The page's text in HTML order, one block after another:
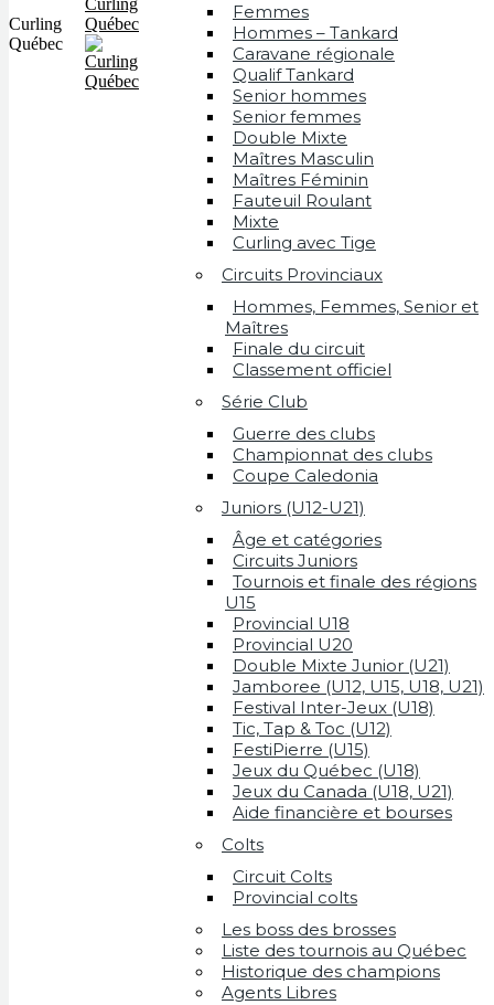
Curling
Québec
Femmes
Hommes – Tankard
Caravane régionale
Qualif Tankard
Senior hommes
Senior femmes
Double Mixte
Maîtres Masculin
Maîtres Féminin
Fauteuil Roulant
Mixte
Curling avec Tige
Circuits Provinciaux
Hommes, Femmes, Senior et
Maîtres
Finale du circuit
Classement officiel
Série Club
Guerre des clubs
Championnat des clubs
Coupe Caledonia
Juniors (U12-U21)
Âge et catégories
Circuits Juniors
Tournois et finale des régions
U15
Provincial U18
Provincial U20
Double Mixte Junior (U21)
Jamboree (U12, U15, U18, U21)
Festival Inter-Jeux (U18)
Tic, Tap & Toc (U12)
FestiPierre (U15)
Jeux du Québec (U18)
Jeux du Canada (U18, U21)
Aide financière et bourses
Colts
Circuit Colts
Provincial colts
Les boss des brosses
Liste des tournois au Québec
Historique des champions
Agents Libres